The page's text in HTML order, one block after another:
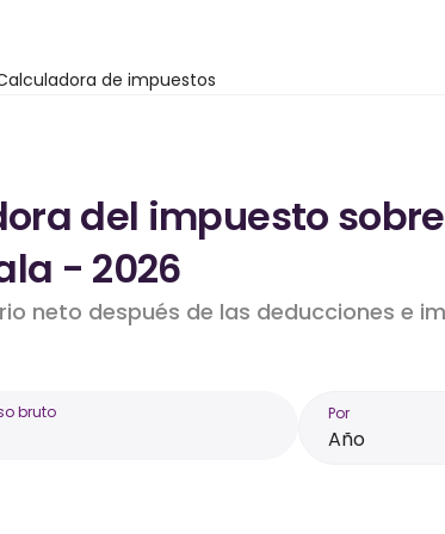
de impuestos
del impuesto
- 2026
neto después de las deducciones e
bruto Por
Año